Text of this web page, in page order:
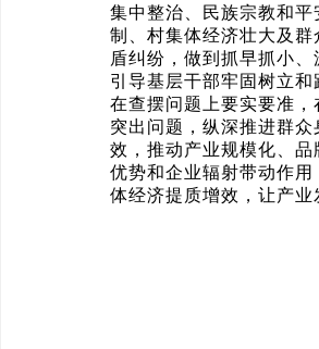
集中整治、民族宗教和
制、村集体经济壮大及
盾纠纷，做到抓早抓小
引导基层干部牢固树立
在查摆问题上要实要准
突出问题，纵深推进群
效，推动产业规模化、
优势和企业辐射带动作
体经济提质增效，让产